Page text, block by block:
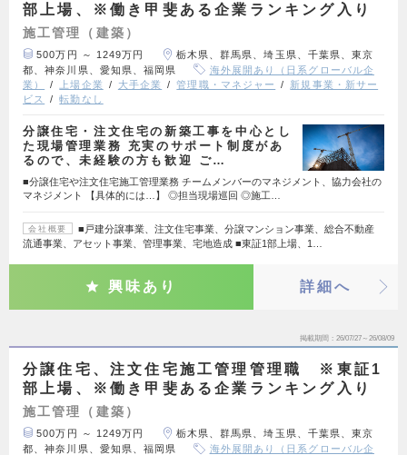
部上場、※働き甲斐ある企業ランキング入り
施工管理（建築）
500万円 ～ 1249万円
栃木県、群馬県、埼玉県、千葉県、東京
都、神奈川県、愛知県、福岡県
海外展開あり（日系グローバル企
業）
上場企業 大手企業 管理職・マネジャー
新規事業・新サー
ビス
転勤なし
分譲住宅・注文住宅の新築工事を中心とし
た現場管理業務 充実のサポート制度があ
るので、未経験の方も歓迎 ご…
■分譲住宅や注文住宅施工管理業務 チームメンバーのマネジメント、協力会社の
マネジメント 【具体的には…】 ◎担当現場巡回 ◎施工…
会社概要
■戸建分譲事業、注文住宅事業、分譲マンション事業、総合不動産
流通事業、アセット事業、管理事業、宅地造成 ■東証1部上場、1…
興味あり 詳細へ
掲載期間 26/07/27～26/08/09
分譲住宅、注文住宅施工管理管理職 ※東証1
部上場、※働き甲斐ある企業ランキング入り
施工管理（建築）
500万円 ～ 1249万円
栃木県、群馬県、埼玉県、千葉県、東京
都、神奈川県、愛知県、福岡県
海外展開あり（日系グローバル企